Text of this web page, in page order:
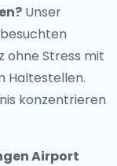
Unser
ohne Stress mit
Haltestellen.
konzentrieren
Airport